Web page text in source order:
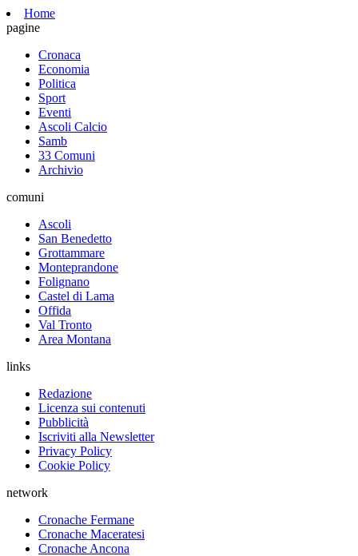
Home
pagine
Cronaca
Economia
Politica
Sport
Eventi
Ascoli Calcio
Samb
33 Comuni
Archivio
comuni
Ascoli
San Benedetto
Grottammare
Monteprandone
Folignano
Castel di Lama
Offida
Val Tronto
Area Montana
links
Redazione
Licenza sui contenuti
Pubblicità
Iscriviti alla Newsletter
Privacy Policy
Cookie Policy
network
Cronache Fermane
Cronache Maceratesi
Cronache Ancona